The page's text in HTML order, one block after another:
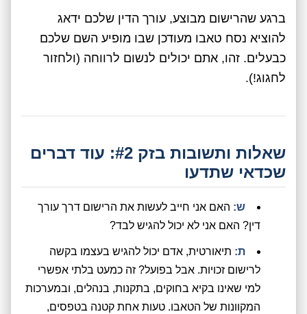
ברגע שהרישום מבוצע, עורך הדין שלכם ידאג
להוציא נסח טאבו מעודכן שבו מופיע השם שלכם
כבעלים. זהו, אתם יכולים לנשום לרווחה (ולחזור
לחגוג!).
שאלות ותשובות בזק #2: עוד דברים
שכדאי שתדעו
ש: האם אני חייב לעשות את הרישום דרך עורך
דין? האם אני לא יכול להגיש לבד?
ת: תיאורטית, אדם יכול להגיש בעצמו בקשה
לרישום זכויות. אבל בפועל? זה כמעט בלתי אפשרי
למי שאינו בקיא בחוקים, בתקנות, בנהלים, ובמערכות
המקוונות של הטאבו. טעות אחת קטנה בטפסים,